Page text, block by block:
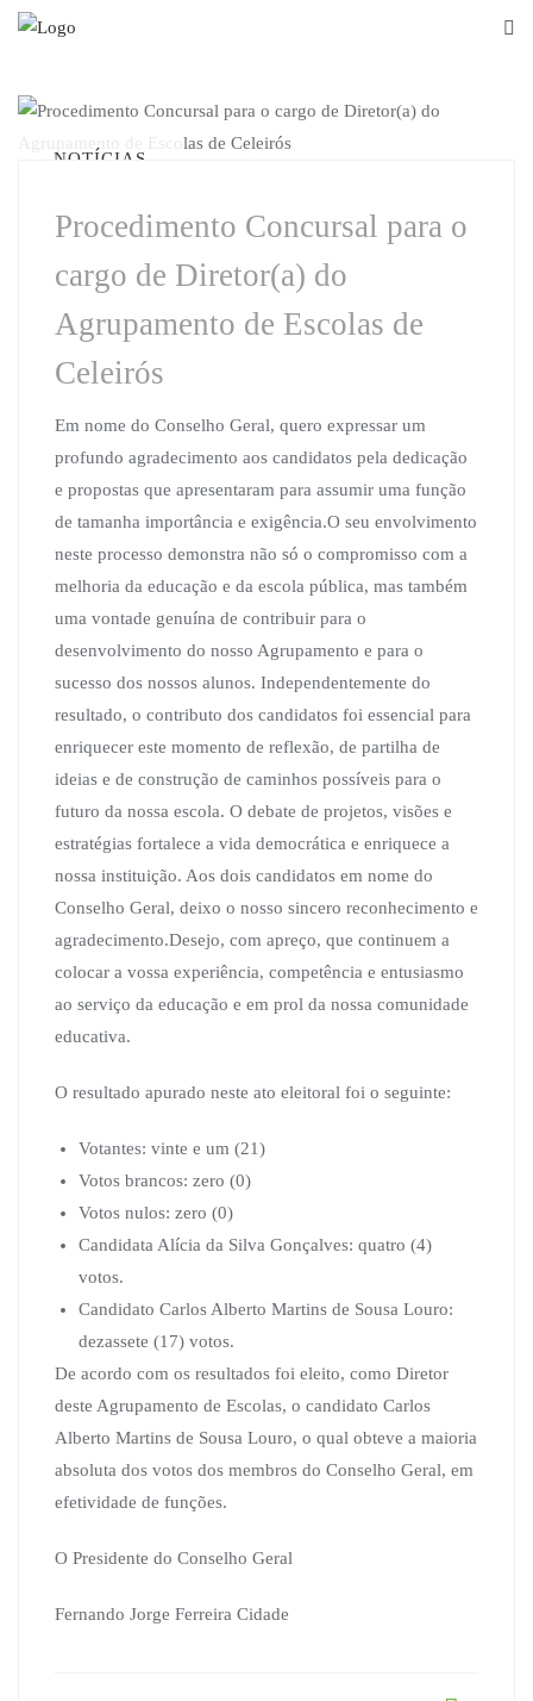
Skip
NOTÍCIAS
Procedimento Concursal para o
cargo de Diretor(a) do
Agrupamento de Escolas de
Celeirós
Em nome do Conselho Geral, quero expressar um
profundo agradecimento aos candidatos pela dedicação
e propostas que apresentaram para assumir uma função
de tamanha importância e exigência.O seu envolvimento
neste processo demonstra não só o compromisso com a
melhoria da educação e da escola pública, mas também
uma vontade genuína de contribuir para o
desenvolvimento do nosso Agrupamento e para o
sucesso dos nossos alunos. Independentemente do
resultado, o contributo dos candidatos foi essencial para
enriquecer este momento de reflexão, de partilha de
ideias e de construção de caminhos possíveis para o
futuro da nossa escola. O debate de projetos, visões e
estratégias fortalece a vida democrática e enriquece a
nossa instituição. Aos dois candidatos em nome do
Conselho Geral, deixo o nosso sincero reconhecimento e
agradecimento.Desejo, com apreço, que continuem a
colocar a vossa experiência, competência e entusiasmo
ao serviço da educação e em prol da nossa comunidade
educativa.
O resultado apurado neste ato eleitoral foi o seguinte:
Votantes: vinte e um (21)
Votos brancos: zero (0)
Votos nulos: zero (0)
Candidata Alícia da Silva Gonçalves: quatro (4)
votos.
Candidato Carlos Alberto Martins de Sousa Louro:
dezassete (17) votos.
De acordo com os resultados foi eleito, como Diretor
deste Agrupamento de Escolas, o candidato Carlos
Alberto Martins de Sousa Louro, o qual obteve a maioria
absoluta dos votos dos membros do Conselho Geral, em
efetividade de funções.
O Presidente do Conselho Geral
Fernando Jorge Ferreira Cidade